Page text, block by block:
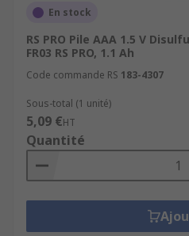
En stock
RS PRO Pile AAA 1.5 V
FR03 RS PRO, 1.1 Ah
Code commande RS 183-4307
Sous-total (1 unité)
5,09 €HT
Quantité